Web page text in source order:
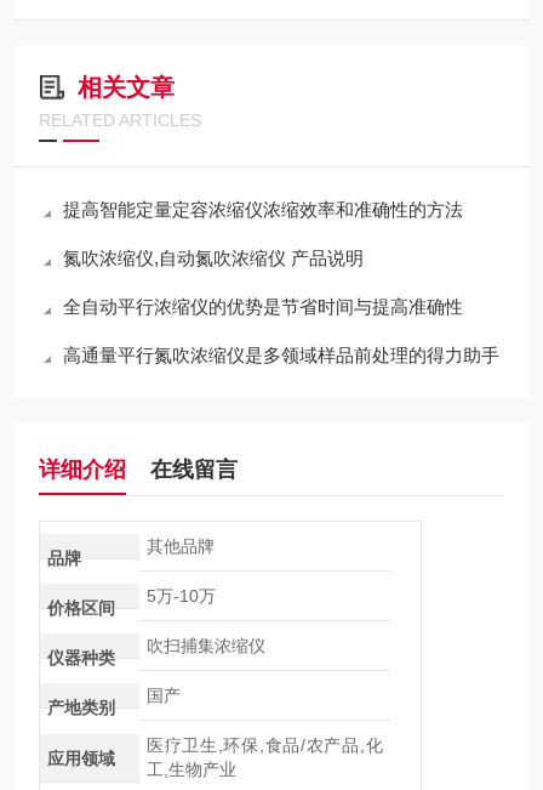
相关文章
RELATED ARTICLES
提高智能定量定容浓缩仪浓缩效率和准确性的方法
氮吹浓缩仪,自动氮吹浓缩仪 产品说明
全自动平行浓缩仪的优势是节省时间与提高准确性
高通量平行氮吹浓缩仪是多领域样品前处理的得力助手
详细介绍 在线留言
品牌
其他品牌
价格区间
5万-10万
仪器种类
吹扫捕集浓缩仪
产地类别
国产
应用领域
医疗卫生,环保,食品/农产品,化
工,生物产业